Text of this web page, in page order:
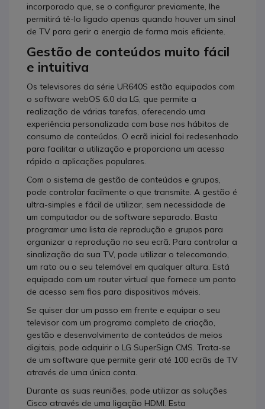
incorporado que, se o configurar previamente, lhe
permitirá tê-lo ligado apenas quando houver um sinal
de TV para gerir a energia de forma mais eficiente.
Gestão de conteúdos muito fácil
e intuitiva
Os televisores da série UR640S estão equipados com
o software webOS 6.0 da LG, que permite a
realização de várias tarefas, oferecendo uma
experiência personalizada com base nos hábitos de
consumo de conteúdos. O ecrã inicial foi redesenhado
para facilitar a utilização e proporciona um acesso
rápido a aplicações populares.
Com o sistema de gestão de conteúdos e grupos,
pode controlar facilmente o que transmite. A gestão é
ultra-simples e fácil de utilizar, sem necessidade de
um computador ou de software separado. Basta
programar uma lista de reprodução e grupos para
organizar a reprodução no seu ecrã. Para controlar a
sinalização da sua TV, pode utilizar o telecomando,
um rato ou o seu telemóvel em qualquer altura. Está
equipado com um router virtual que fornece um ponto
de acesso sem fios para dispositivos móveis.
Se quiser dar um passo em frente e equipar o seu
televisor com um programa completo de criação,
gestão e desenvolvimento de conteúdos de meios
digitais, pode adquirir o LG SuperSign CMS. Trata-se
de um software que permite gerir até 100 ecrãs de TV
através de uma única conta.
Durante as suas reuniões, pode utilizar as soluções
Cisco através de uma ligação HDMI. Esta